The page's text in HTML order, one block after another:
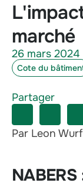
marché
Par Leon
26 mars 2024
Cote du
Partager